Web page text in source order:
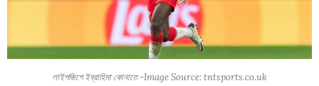
লাইপজিগে ইব্রাহিমা কোনাতে -Image Source: tntsports.co.uk